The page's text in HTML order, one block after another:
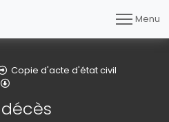
Menu
Copie d'acte d'état civil